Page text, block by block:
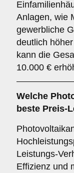
Anlagen, wie
gewerbliche
deutlich
kann die
10.000 €
Welche
beste Preis-
Leistungs-
Effizienz und